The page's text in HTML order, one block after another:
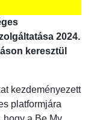
2024.
keresztül
kezdeményezett
platformjára